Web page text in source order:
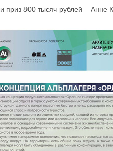
и приз 800 тысяч рублей – Анне